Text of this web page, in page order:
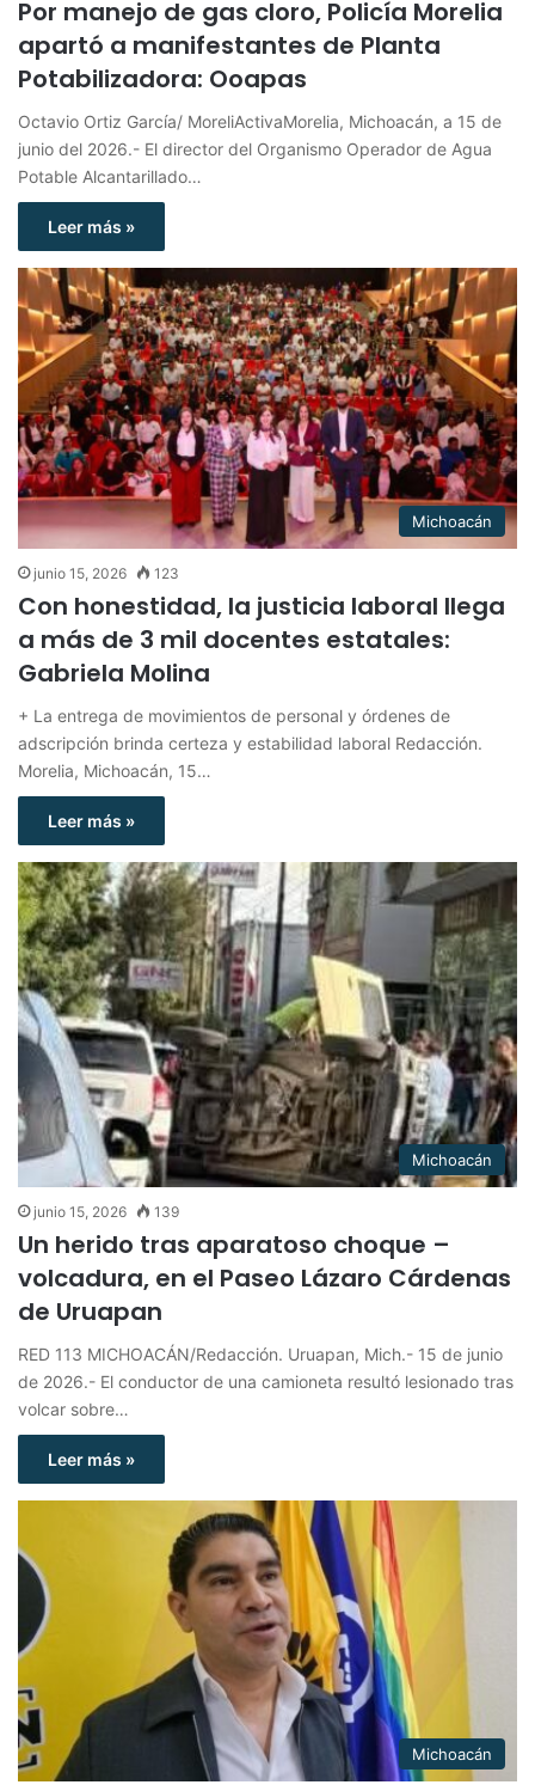
Por manejo de gas cloro, Policía Morelia
apartó a manifestantes de Planta
Potabilizadora: Ooapas
Octavio Ortiz García/ MoreliActivaMorelia, Michoacán, a 15 de
junio del 2026.- El director del Organismo Operador de Agua
Potable Alcantarillado…
Leer más »
Michoacán
junio 15, 2026 123
Con honestidad, la justicia laboral llega
a más de 3 mil docentes estatales:
Gabriela Molina
+ ⁠La entrega de movimientos de personal y órdenes de
adscripción brinda certeza y estabilidad laboral Redacción.
Morelia, Michoacán, 15…
Leer más »
Michoacán
junio 15, 2026 139
Un herido tras aparatoso choque –
volcadura, en el Paseo Lázaro Cárdenas
de Uruapan
RED 113 MICHOACÁN/Redacción. Uruapan, Mich.- 15 de junio
de 2026.- El conductor de una camioneta resultó lesionado tras
volcar sobre…
Leer más »
Michoacán